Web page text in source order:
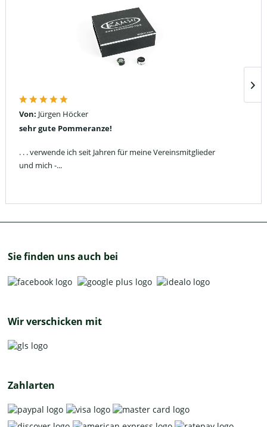
Von: Jürgen Höcker
sehr gute Pommeranze!
. . . verwende ich seit Jahren für meine Vereinsmitglieder
und mich -...
Sie finden uns auch bei
Wir verschicken mit
Zahlarten